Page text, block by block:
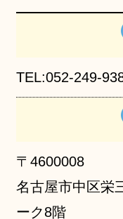
TEL:052-249-
〒4600008
名古屋市中区
ーク8階